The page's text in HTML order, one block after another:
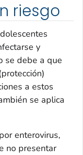
riesgo
y
se debe a que
a estos
se aplica
enterovirus,
no presentar